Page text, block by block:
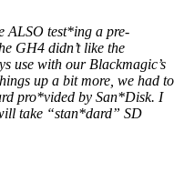
ALSO test*ing a pre-
GH4 didn’t like the
use with our Blackmagic’s
up a bit more, we had to
pro*vided by San*Disk. I
take “stan*dard” SD